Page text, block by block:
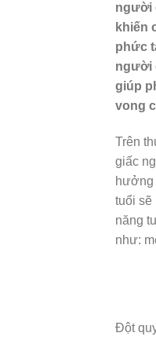
người
khiến
phức
người
giúp
vong
Trên
giấc
hưởng
tuổi sẽ
năng
như:
Đột